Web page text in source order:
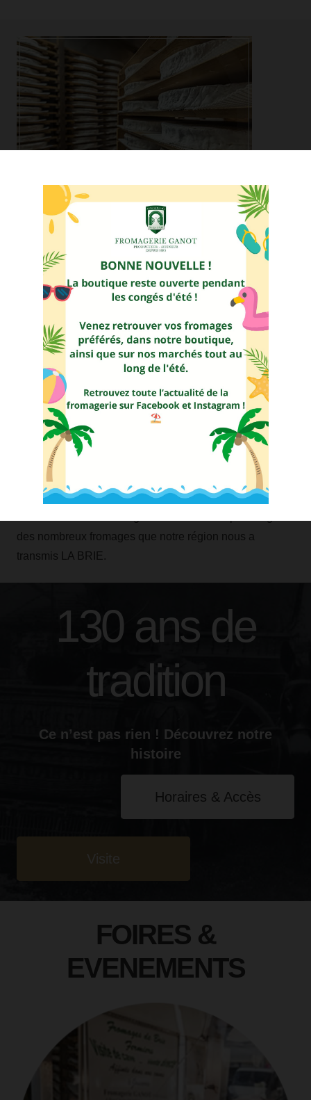
L’affinage traditionnel sur
clayettes en bois
Pour exprimer sa personnalité et parvenir à sa maturité,
chaque Brie a besoin d’une attention particulière, en
fonction de sa nature et de son origine.
Isabelle et Stéphane, frère et sœur,
succèdent à leur mère Marie-France
GANOT
Nous vous proposons de partager notre passion, notre
métier d’affineurs. Nous vous expliquerons pourquoi et
des nombreux fromages que notre région nous a
transmis LA BRIE.
130 ans de
tradition
Ce n’est pas rien ! Découvrez notre
histoire
Horaires & Accès
FOIRES &
EVENEMENTS